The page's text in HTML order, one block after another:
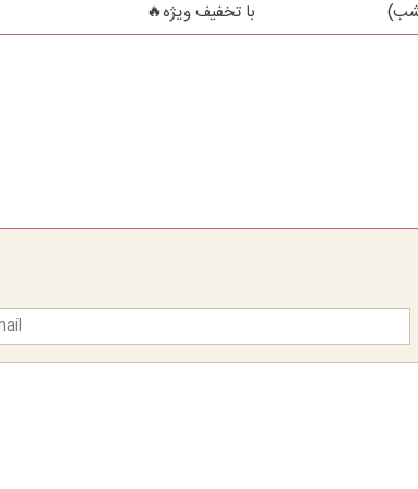
با تخفیف ویژه🔥